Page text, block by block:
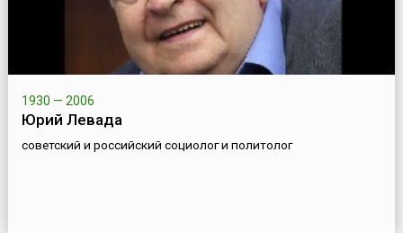
1930 — 2006
Юрий Левада
советский и российский социолог и политолог